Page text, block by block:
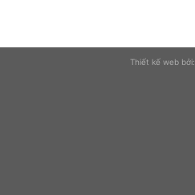
Thiết kế web bởi: